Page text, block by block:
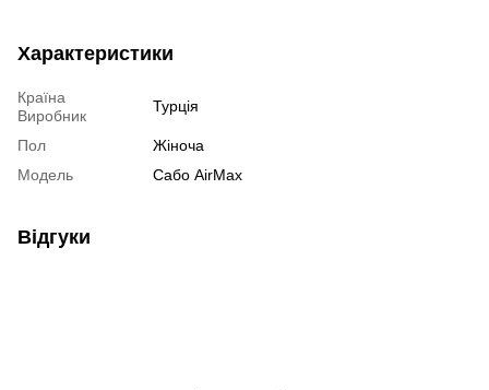
Характеристики
Країна
Виробник
Турція
Пол
Жіноча
Модель
Сабо AirMax
Відгуки